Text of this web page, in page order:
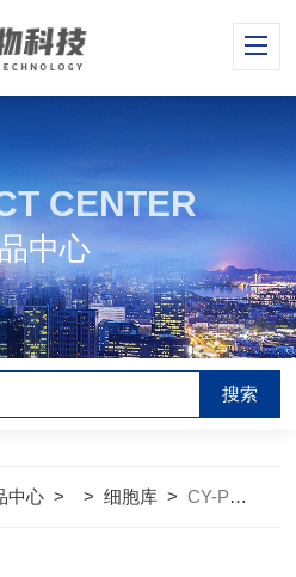
CENTER
中心
中心 > >细胞库 >CY-PC-RT0038大鼠胃平滑肌细胞